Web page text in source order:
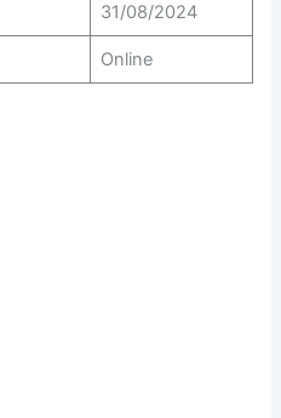
31/08/2024
Online